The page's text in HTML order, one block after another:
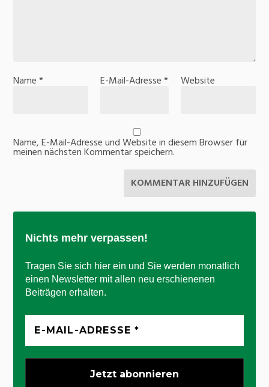
Name* E-Mail-Adresse* Website
Name, E-Mail-Adresse und Website in diesem Browser für
meinen nächsten Kommentar speichern.
Nichts mehr verpassen!
Tragen Sie sich hier ein und Sie werden monatlich
einen Newsletter mit allen neu erschienenen
Beiträgen erhalten.